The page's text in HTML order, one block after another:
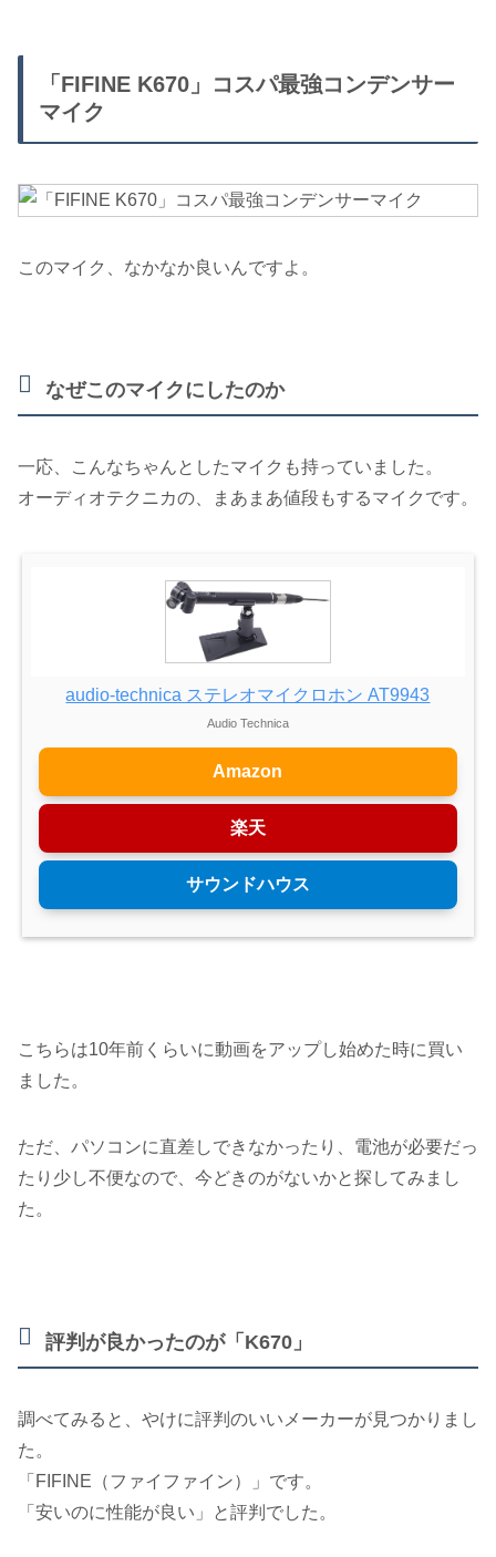
「FIFINE K670」コスパ最強コンデンサー
マイク
このマイク、なかなか良いんですよ。
なぜこのマイクにしたのか
一応、こんなちゃんとしたマイクも持っていました。
オーディオテクニカの、まあまあ値段もするマイクです。
audio-technica ステレオマイクロホン AT9943
Audio Technica
Amazon
楽天
サウンドハウス
こちらは10年前くらいに動画をアップし始めた時に買い
ました。
ただ、パソコンに直差しできなかったり、電池が必要だっ
たり少し不便なので、今どきのがないかと探してみまし
た。
評判が良かったのが「K670」
調べてみると、やけに評判のいいメーカーが見つかりまし
た。
「FIFINE（ファイファイン）」です。
「安いのに性能が良い」と評判でした。